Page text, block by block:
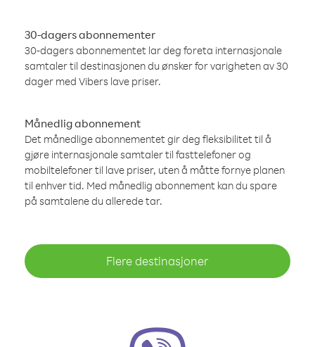
30-dagers abonnementer
30-dagers abonnementet lar deg foreta internasjonale
samtaler til destinasjonen du ønsker for varigheten av 30
dager med Vibers lave priser.
Månedlig abonnement
Det månedlige abonnementet gir deg fleksibilitet til å
gjøre internasjonale samtaler til fasttelefoner og
mobiltelefoner til lave priser, uten å måtte fornye planen
til enhver tid. Med månedlig abonnement kan du spare
på samtalene du allerede tar.
Flere destinasjoner